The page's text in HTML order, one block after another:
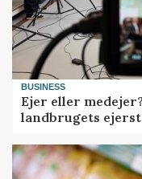
BUSINESS
Ejer eller
landbrugets